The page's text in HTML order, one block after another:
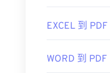
有用的链接：
EXCEL 到 PDF
WORD 到 PDF